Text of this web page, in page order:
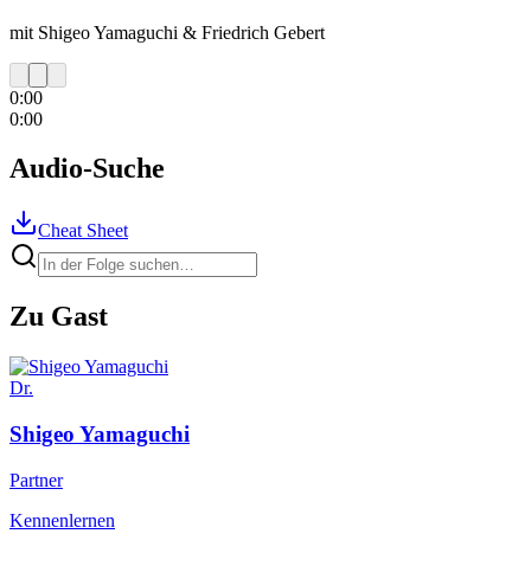
mit Shigeo Yamaguchi & Friedrich Gebert
0:00
0:00
Audio-Suche
Cheat Sheet
Zu Gast
Dr.
Shigeo Yamaguchi
Partner
Kennenlernen